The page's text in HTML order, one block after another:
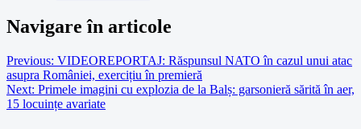
Navigare în articole
Previous: VIDEOREPORTAJ: Răspunsul NATO în cazul unui atac
asupra României, exercițiu în premieră
Next: Primele imagini cu explozia de la Balș: garsonieră sărită în aer,
15 locuințe avariate